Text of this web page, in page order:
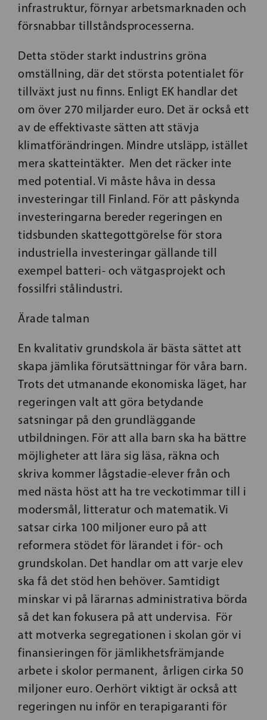
infrastruktur, förnyar arbetsmarknaden och
försnabbar tillståndsprocesserna.
Detta stöder starkt industrins gröna
omställning, där det största potentialet för
tillväxt just nu finns. Enligt EK handlar det
om över 270 miljarder euro. Det är också ett
av de effektivaste sätten att stävja
klimatförändringen. Mindre utsläpp, istället
mera skatteintäkter. Men det räcker inte
med potential. Vi måste håva in dessa
investeringar till Finland. För att påskynda
investeringarna bereder regeringen en
tidsbunden skattegottgörelse för stora
industriella investeringar gällande till
exempel batteri- och vätgasprojekt och
fossilfri stålindustri.
Ärade talman
En kvalitativ grundskola är bästa sättet att
skapa jämlika förutsättningar för våra barn.
Trots det utmanande ekonomiska läget, har
regeringen valt att göra betydande
satsningar på den grundläggande
utbildningen. För att alla barn ska ha bättre
möjligheter att lära sig läsa, räkna och
skriva kommer lågstadie-elever från och
med nästa höst att ha tre veckotimmar till i
modersmål, litteratur och matematik. Vi
satsar cirka 100 miljoner euro på att
reformera stödet för lärandet i för- och
grundskolan. Det handlar om att varje elev
ska få det stöd hen behöver. Samtidigt
minskar vi på lärarnas administrativa börda
så det kan fokusera på att undervisa. För
att motverka segregationen i skolan gör vi
finansieringen för jämlikhetsfrämjande
arbete i skolor permanent, årligen cirka 50
miljoner euro. Oerhört viktigt är också att
regeringen nu inför en terapigaranti för